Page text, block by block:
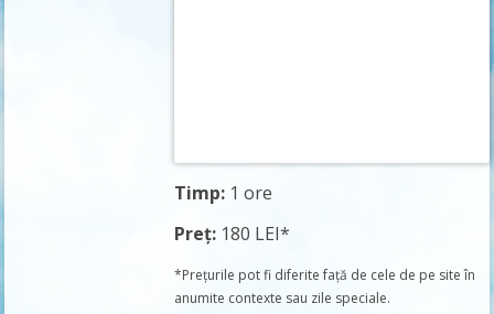
Timp: 1 ore
Preț: 180 LEI*
*Prețurile pot fi diferite față de cele de pe site în
anumite contexte sau zile speciale.